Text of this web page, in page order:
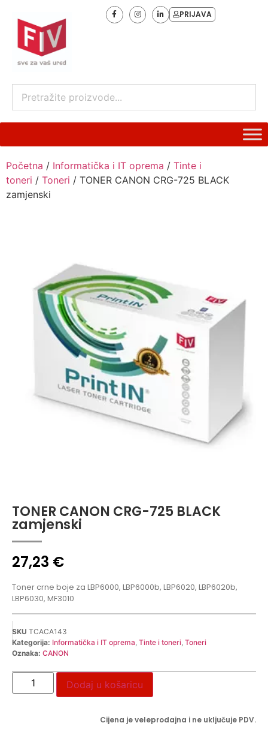
PRIJAVA
Početna / Informatička i IT oprema / Tinte i
toneri / Toneri / TONER CANON CRG-725 BLACK
zamjenski
TONER CANON CRG-725 BLACK
zamjenski
27,23 €
Toner crne boje za LBP6000, LBP6000b, LBP6020, LBP6020b,
LBP6030, MF3010
SKU TCACA143
Kategorija: Informatička i IT oprema Tinte i toneri Toneri
Oznaka: CANON
Dodaj u košaricu
Cijena je veleprodajna i ne uključuje PDV.